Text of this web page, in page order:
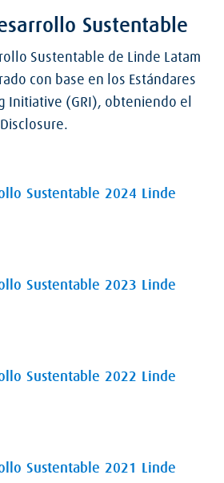
Sustentable
Sustentable de Linde Latam
con base en los Estándares
Initiative (GRI), obteniendo el
Sustentable 2024 Linde
Sustentable 2023 Linde
Sustentable 2022 Linde
Sustentable 2021 Linde